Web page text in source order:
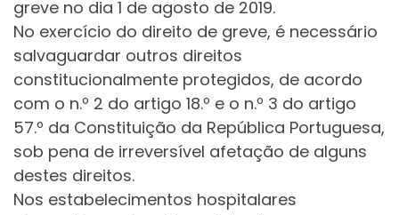
greve no dia 1 de agosto de 2019.
No exercício do direito de greve, é necessário
salvaguardar outros direitos
constitucionalmente protegidos, de acordo
com o n.º 2 do artigo 18.º e o n.º 3 do artigo
57.º da Constituição da República Portuguesa,
sob pena de irreversível afetação de alguns
destes direitos.
Nos estabelecimentos hospitalares